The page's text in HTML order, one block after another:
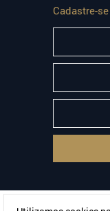
Cadastre-